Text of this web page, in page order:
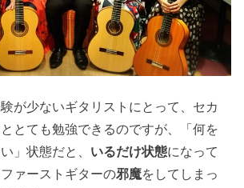
が少ないギタリストにとって、セカ
とても勉強できるのですが、「何を
」状態だと、 いるだけ状態になって
ァーストギターの邪魔をしてしまっ